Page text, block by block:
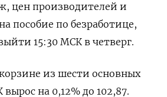
цен производителей и
пособие по безработице,
15:30 МСК в четверг.
из шести основных
на 0,12% до 102,87​.